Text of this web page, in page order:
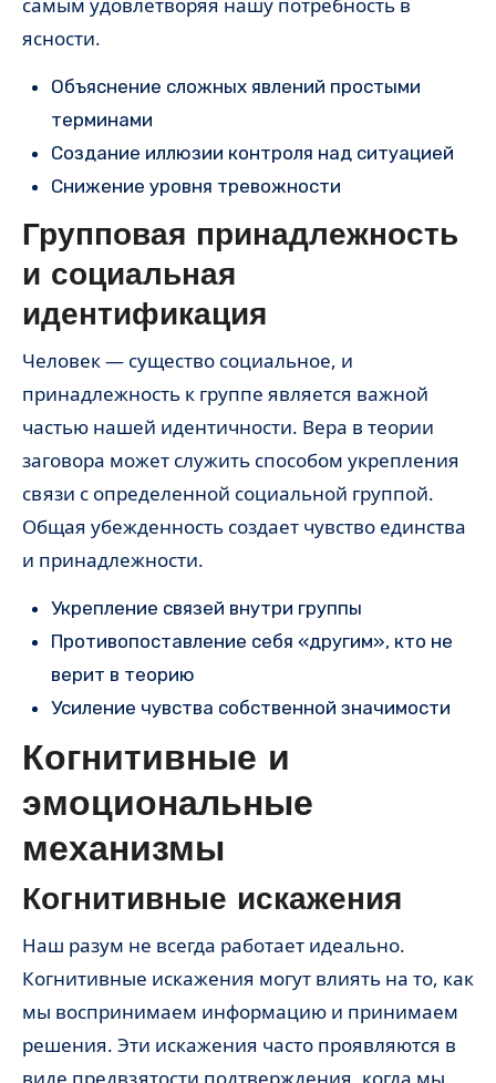
самым удовлетворяя нашу потребность в
ясности.
Объяснение сложных явлений простыми
терминами
Создание иллюзии контроля над ситуацией
Снижение уровня тревожности
Групповая принадлежность
и социальная
идентификация
Человек — существо социальное, и
принадлежность к группе является важной
частью нашей идентичности. Вера в теории
заговора может служить способом укрепления
связи с определенной социальной группой.
Общая убежденность создает чувство единства
и принадлежности.
Укрепление связей внутри группы
Противопоставление себя «другим», кто не
верит в теорию
Усиление чувства собственной значимости
Когнитивные и
эмоциональные
механизмы
Когнитивные искажения
Наш разум не всегда работает идеально.
Когнитивные искажения могут влиять на то, как
мы воспринимаем информацию и принимаем
решения. Эти искажения часто проявляются в
виде предвзятости подтверждения, когда мы